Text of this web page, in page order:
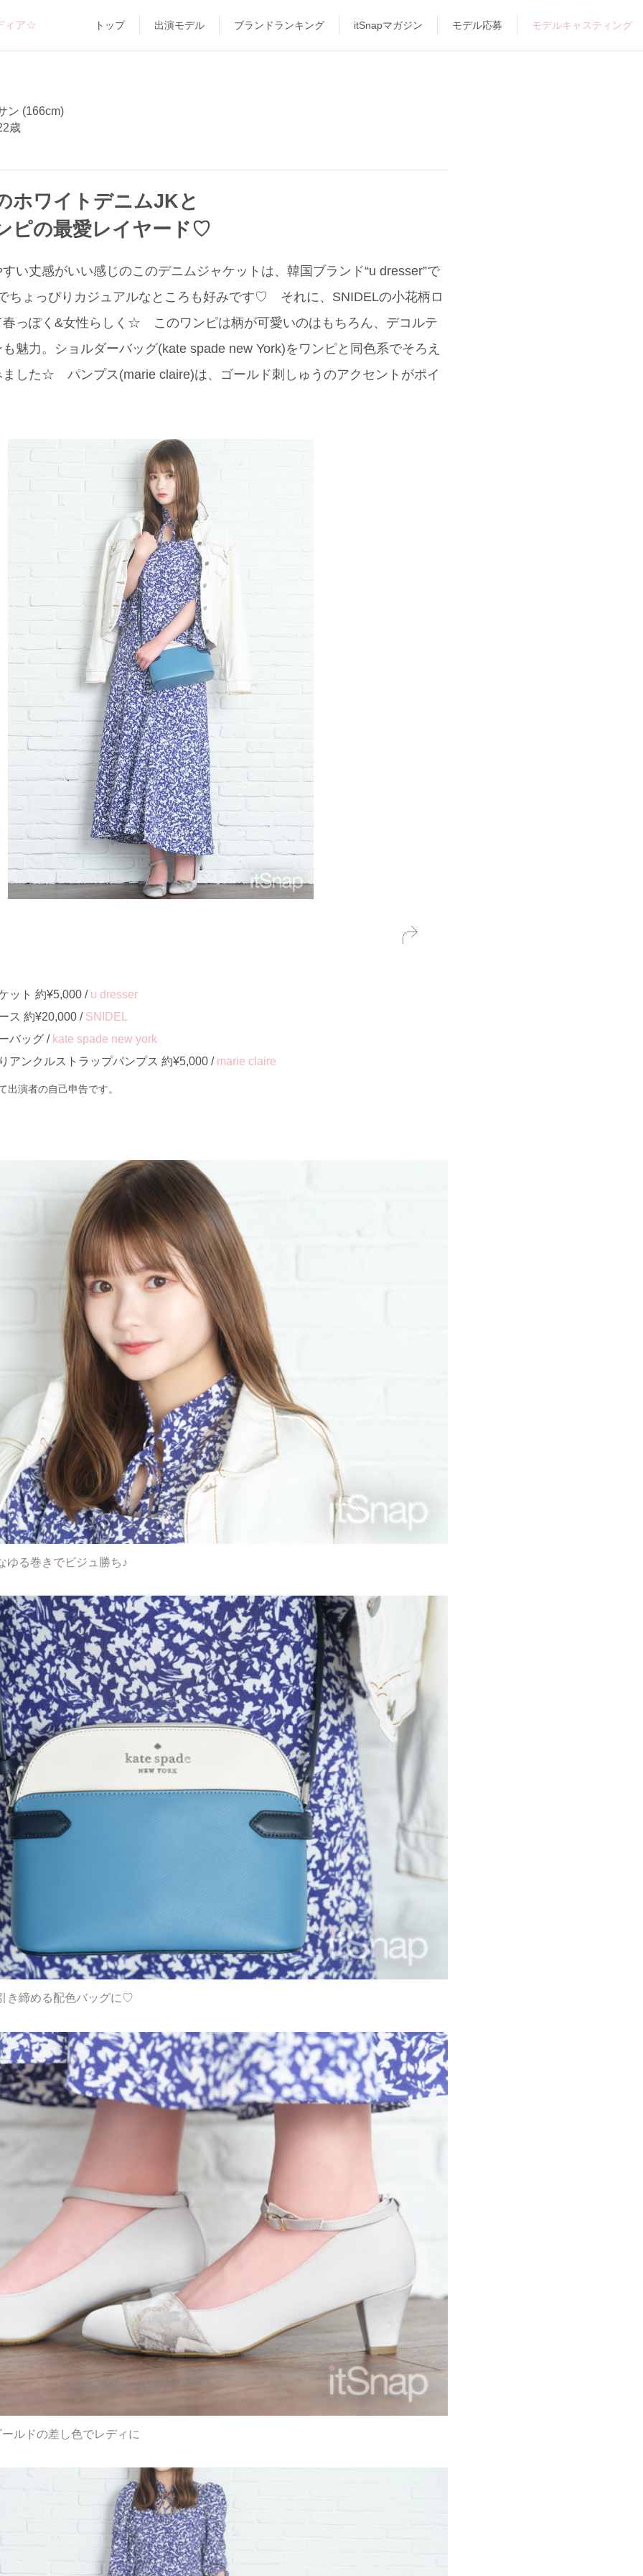
ィア☆ トップ 出演モデル ブランドランキング itSnapマガジン モデル応募 モデルキャスティング
ン (166cm)
歳
ホワイトデニムJKと
ピの最愛レイヤード♡
い丈感がいい感じのこのデニムジャケットは、韓国ブランド“u dresser”で
ちょっぴりカジュアルなところも好みです♡ それに、SNIDELの小花柄ロ
春っぽく&女性らしく☆ このワンピは柄が可愛いのはもちろん、デコルテ
魅力。ショルダーバッグ(kate spade new York)をワンピと同色系でそろえ
ました☆ パンプス(marie claire)は、ゴールド刺しゅうのアクセントがポイ
ット 約¥5,000 / u dresser
ス 約¥20,000 / SNIDEL
バッグ / kate spade new york
アンクルストラップパンプス 約¥5,000 / marie claire
演者の自己申告です。
ゆる巻きでビジュ勝ち♪
き締める配色バッグに♡
ルドの差し色でレディに